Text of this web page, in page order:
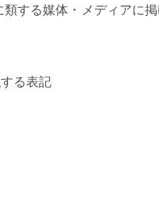
する媒体・メディアに
る表記